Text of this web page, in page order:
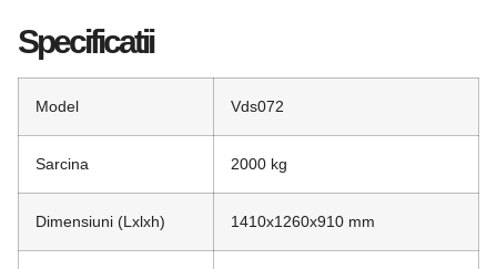
Specificatii
Model Vds072
Sarcina 2000 kg
Dimensiuni (Lxlxh) 1410x1260x910 mm